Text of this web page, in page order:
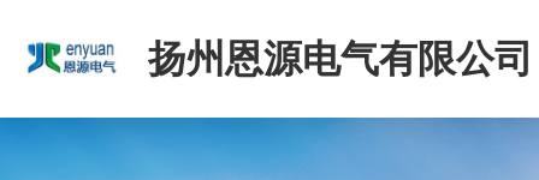
扬州恩源电气有限公司